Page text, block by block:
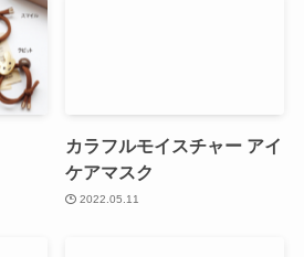
カラフルモイスチャー アイ
ケアマスク
2022.05.11